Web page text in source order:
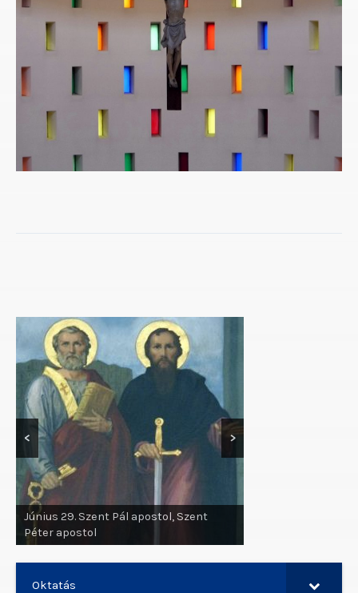
Június 24. Keresztelő Szent János
< >
Oktatás